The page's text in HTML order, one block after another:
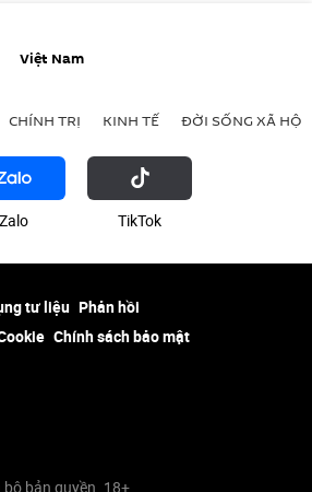
Việt Nam
CHÍNH TRỊ KINH TẾ ĐỜI SỐNG XÃ HỘI
Zalo ТikТоk
tư liệu Phản hồi
Chính sách bảo mật
bản quyền. 18+